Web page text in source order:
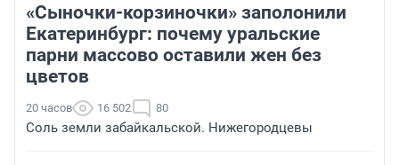
«Сыночки-корзиночки» заполонили
Екатеринбург: почему уральские
парни массово оставили жен без
цветов
20 часов 16 502 80
Соль земли забайкальской. Нижегородцевы